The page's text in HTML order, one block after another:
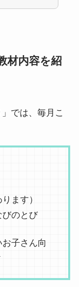
材内容を紹
では、毎月こ
ます）
びのとび
子さん向